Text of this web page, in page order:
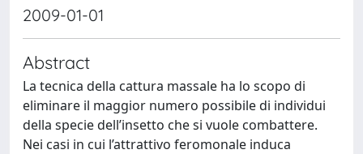
2009-01-01
Abstract
La tecnica della cattura massale ha lo scopo di
eliminare il maggior numero possibile di individui
della specie dell’insetto che si vuole combattere.
Nei casi in cui l’attrattivo feromonale induca